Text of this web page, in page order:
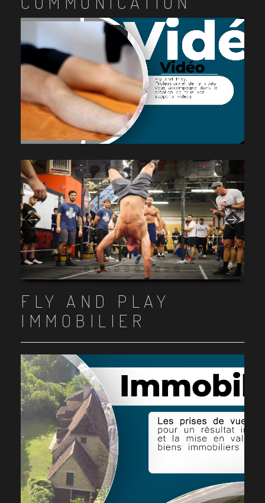
Item 1
Item 2
Item 3
Item 4
Item 5
Item 6
Item 7
Item 8
Item 9
Item 10
FLY AND PLAY
IMMOBILIER